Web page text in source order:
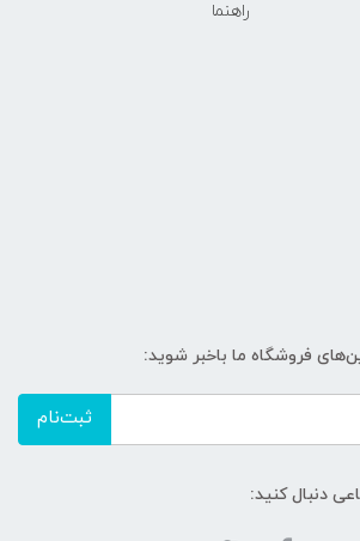
راهنما
فروشگاه ما باخبر شوید:
ثبت‌نام
دنبال کنید: